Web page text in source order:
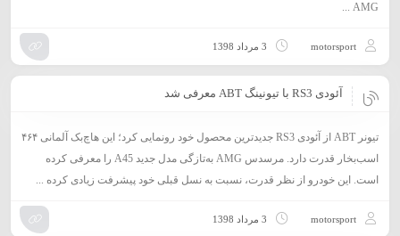
AMG ...
motorsport 3 مرداد 1398
آئودی RS3 با تیونینگ ABT معرفی شد
تیونر ABT از آئودی RS3 جدیدترین محصول خود رونمایی کرد؛ این هاچ‌بک آلمانی ۴۶۴
اسب‌بخار قدرت دارد. مرسدس AMG به‌تازگی مدل جدید A45 را معرفی کرده
است. این خودرو از نظر قدرت، نسبت به نسل قبلی خود پیشرفت زیادی کرده ...
motorsport 3 مرداد 1398